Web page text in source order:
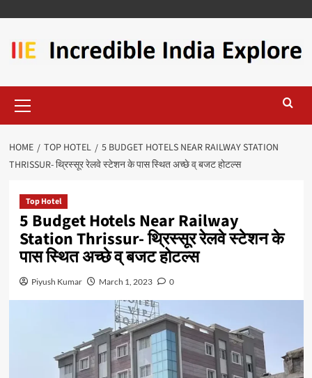
HOME TOP HOTEL
5 BUDGET HOTELS NEAR RAILWAY STATION
THRISSUR- थ्रिस्सूर रेलवे स्टेशन के पास स्थित अच्छे व् बजट होटल्स
Top Hotel
5 Budget Hotels Near Railway
Station Thrissur- थ्रिस्सूर रेलवे स्टेशन के
पास स्थित अच्छे व् बजट होटल्स
Piyush Kumar March 1, 2023 0